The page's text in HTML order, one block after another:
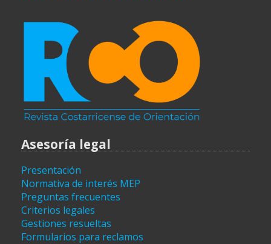
Asesoría legal
Presentación
Normativa de interés MEP
Preguntas frecuentes
Criterios legales
Gestiones resueltas
Formularios para reclamos